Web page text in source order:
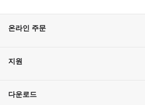
온라인 주문
주문 방법
벌크 주문
지원
고객 센터
다운로드